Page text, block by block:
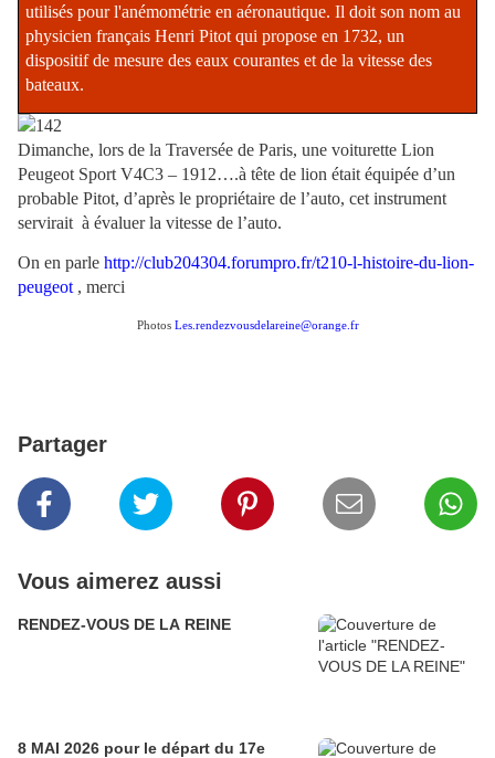
utilisés pour l'anémométrie en aéronautique. Il doit son nom au
physicien français Henri Pitot qui propose en 1732, un
dispositif de mesure des eaux courantes et de la vitesse des
bateaux.
Dimanche, lors de la Traversée de Paris, une voiturette Lion
Peugeot Sport V4C3 – 1912….à tête de lion était équipée d’un
probable Pitot, d’après le propriétaire de l’auto, cet instrument
servirait à évaluer la vitesse de l’auto.
On en parle http://club204304.forumpro.fr/t210-l-histoire-du-lion-
peugeot , merci
Photos Les.rendezvousdelareine@orange.fr
Partager
Vous aimerez aussi
RENDEZ-VOUS DE LA REINE
8 MAI 2026 pour le départ du 17e